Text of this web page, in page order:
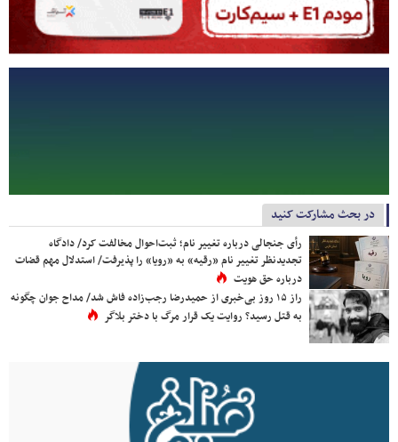
در بحث مشارکت کنید
رأی جنجالی درباره تغییر نام؛ ثبت‌احوال مخالفت کرد/ دادگاه
تجدیدنظر تغییر نام «رقیه» به «رویا» را پذیرفت/ استدلال مهم قضات
درباره حق هویت
راز ۱۵ روز بی‌خبری از حمیدرضا رجب‌زاده فاش شد/ مداح جوان چگونه
به قتل رسید؟ روایت یک قرار مرگ با دختر بلاگر